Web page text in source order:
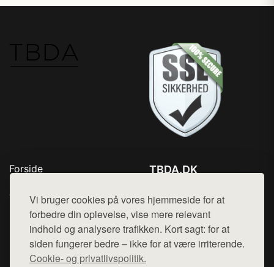
Vi bruger cookies på vores hjemmeside for at
forbedre din oplevelse, vise mere relevant
indhold og analysere trafikken. Kort sagt: for at
siden fungerer bedre – ikke for at være irriterende.
Cookie- og privatlivspolitik.
Forside
Top Rabatter
Kontakt
TBDA.DK
Mail: hej@want.dk
Cookie- og privatlivspolitik